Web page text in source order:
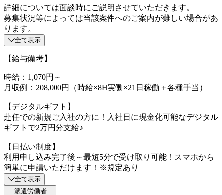
詳細については面談時にご説明させていただきます。
募集状況等によっては当該案件へのご案内が難しい場合があ
ります。
全て表示
【給与備考】
時給：1,070円～
月収例：208,000円（時給×8H実働×21日稼働＋各種手当）
【デジタルギフト】
赴任での新規ご入社の方に！入社日に現金化可能なデジタル
ギフトで2万円分支給♪
【日払い制度】
利用申し込み完了後～最短5分で受け取り可能！スマホから
簡単に申請いただけます！※規定あり
全て表示
派遣労働者